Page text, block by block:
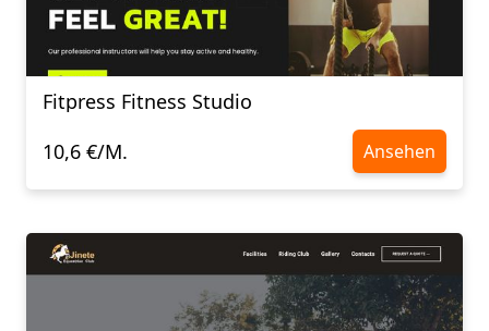
Fitpress Fitness Studio
10,6 €/M.
Ansehen